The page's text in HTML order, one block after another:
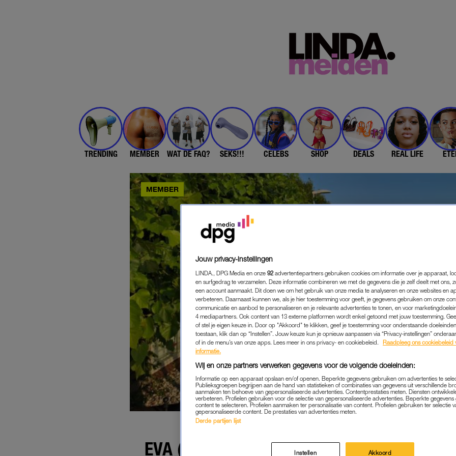
TRENDING MEMBER WAT DE FAQ? SEKS!!! CELEBS SHOP DEALS REAL LIFE
EVA (25) ONTMOETTE VRIEND TIJDENS
Jouw privacy-instellingen
LINDA., DPG Media en onze 92 advertentiepartners gebruiken cookies om informatie over je apparaat,
en surfgedrag te verzamelen. Deze informatie combineren we met de gegevens die je zelf deelt met ons,
een account aanmaakt. Dit doen we om het gebruik van onze media te analyseren en onze websites en
verbeteren. Daarnaast kunnen we, als je hier toestemming voor geeft, je gegevens gebruiken om onze
communicatie en aanbod te personaliseren en je relevante advertenties te tonen, en voor
4 mediapartners. Ook content van 13 externe platformen wordt enkel getoond met jouw toestemming.
of stel je eigen keuze in. Door op "Akkoord" te klikken, geef je toestemming voor onderstaande
toestaan, klik dan op “Instellen”. Jouw keuze kun je opnieuw aanpassen via “Privacy-instellingen”
of in de menu’s van onze apps. Lees meer in ons privacy- en cookiebeleid.
Raadpleeg ons cookiebeleid
informatie.
Wij en onze partners verwerken gegevens voor de volgende doeleinden:
Informatie op een apparaat opslaan en/of openen. Beperkte gegevens gebruiken om advertenties te
Publieksgroepen begrijpen aan de hand van statistieken of combinaties van gegevens uit verschillende
aanmaken ten behoeve van gepersonaliseerde advertenties. Contentprestaties meten. Diensten
verbeteren. Profielen gebruiken voor de selectie van gepersonaliseerde advertenties. Beperkte
content te selecteren. Profielen aanmaken ter personalisatie van content. Profielen gebruiken ter selectie
gepersonaliseerde content. De prestaties van advertenties meten.
Derde partijen lijst
Instellen Akkoord